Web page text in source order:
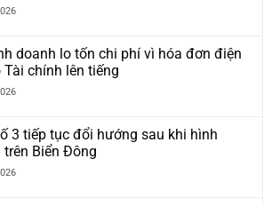
doanh lo tốn chi phí vì hóa đơn điện
Tài chính lên tiếng
3 tiếp tục đổi hướng sau khi hình
trên Biển Đông